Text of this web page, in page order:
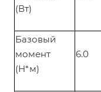
(Вт)
Базовый
момент
(Н*м)
6.0